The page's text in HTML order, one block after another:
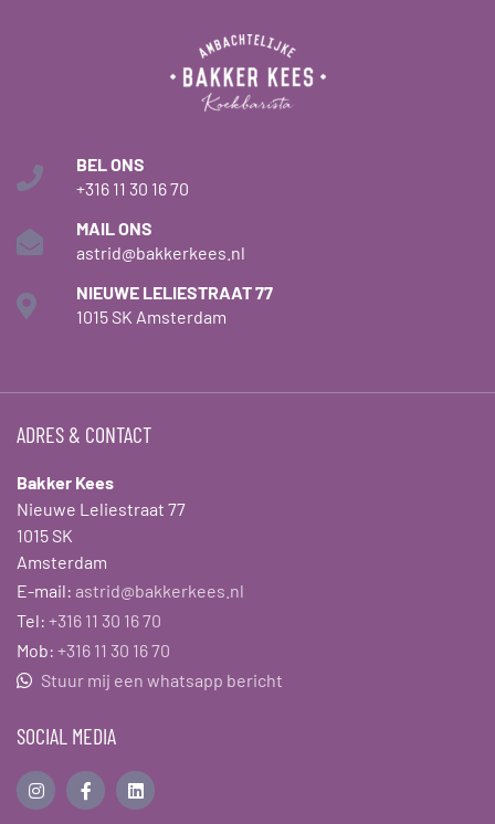
BEL ONS
+316 11 30 16 70
MAIL ONS
astrid@bakkerkees.nl
NIEUWE LELIESTRAAT 77
1015 SK Amsterdam
ADRES & CONTACT
Bakker Kees
Nieuwe Leliestraat 77
1015 SK
Amsterdam
E-mail: astrid@bakkerkees.nl
Tel: +316 11 30 16 70
Mob: +316 11 30 16 70
Stuur mij een whatsapp bericht
SOCIAL MEDIA